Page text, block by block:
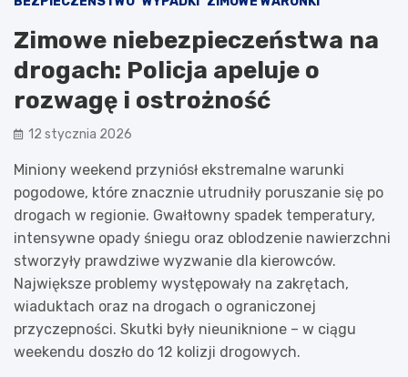
Zimowe niebezpieczeństwa na
drogach: Policja apeluje o
rozwagę i ostrożność
12 stycznia 2026
Miniony weekend przyniósł ekstremalne warunki
pogodowe, które znacznie utrudniły poruszanie się po
drogach w regionie. Gwałtowny spadek temperatury,
intensywne opady śniegu oraz oblodzenie nawierzchni
stworzyły prawdziwe wyzwanie dla kierowców.
Największe problemy występowały na zakrętach,
wiaduktach oraz na drogach o ograniczonej
przyczepności. Skutki były nieuniknione – w ciągu
weekendu doszło do 12 kolizji drogowych.